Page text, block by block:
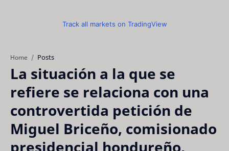
Track all markets on TradingView
Home Posts
La situación a la que se
refiere se relaciona con una
controvertida petición de
Miguel Briceño, comisionado
presidencial hondureño,